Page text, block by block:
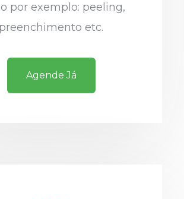
por exemplo: peeling,
preenchimento etc.
Agende Já